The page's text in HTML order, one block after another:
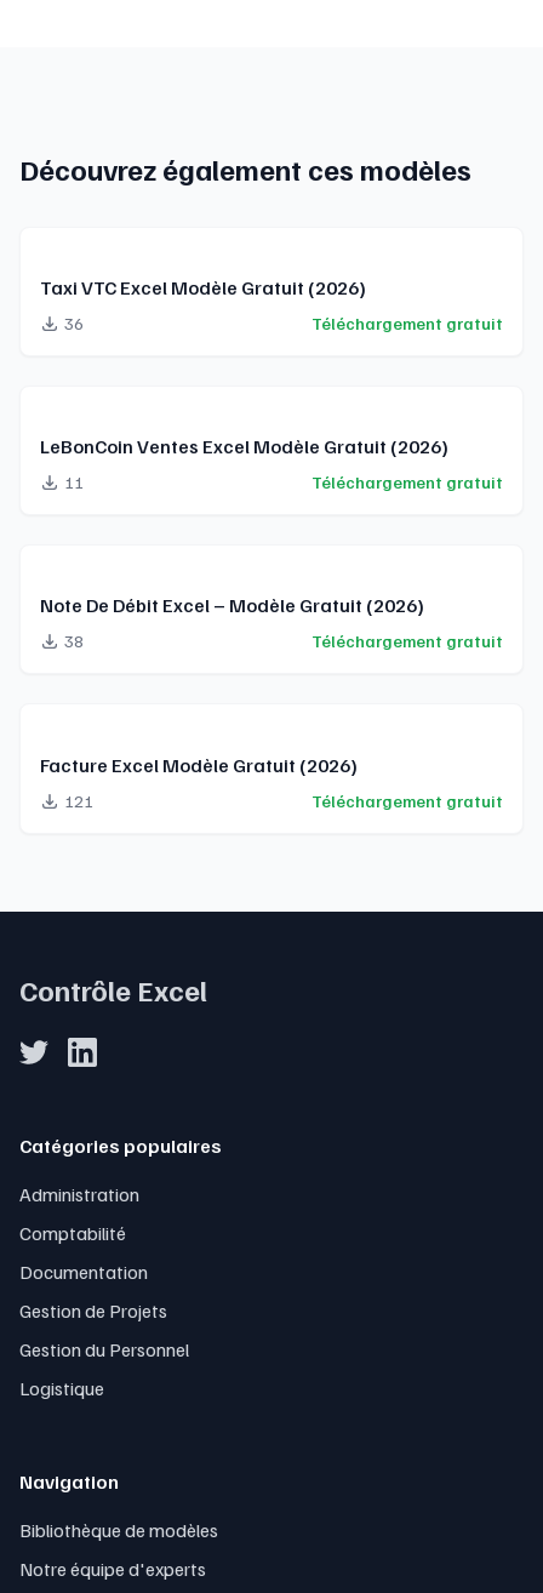
Découvrez également ces modèles
Taxi VTC Excel Modèle Gratuit (2026)
36 Téléchargement gratuit
LeBonCoin Ventes Excel Modèle Gratuit (2026)
11 Téléchargement gratuit
Note De Débit Excel – Modèle Gratuit (2026)
38 Téléchargement gratuit
Facture Excel Modèle Gratuit (2026)
121 Téléchargement gratuit
Contrôle Excel
Catégories populaires
Administration
Comptabilité
Documentation
Gestion de Projets
Gestion du Personnel
Logistique
Navigation
Bibliothèque de modèles
Notre équipe d'experts